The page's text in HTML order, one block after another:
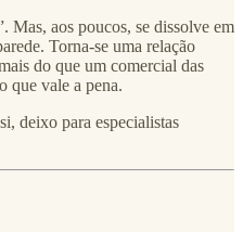
Mas, aos poucos, se dissolve em
Torna-se uma relação
do que um comercial das
que vale a pena.
deixo para especialistas